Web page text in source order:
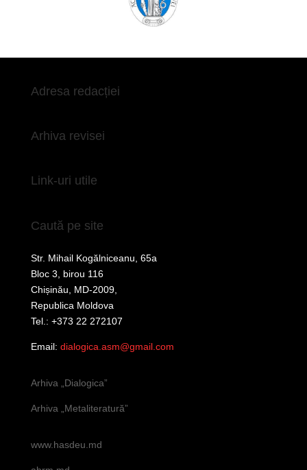
Adresa redacției
Arhiva revisei
Link-uri utile
Caută pe site
Str. Mihail Kogălniceanu, 65a
Bloc 3, birou 116
Chișinău, MD-2009,
Republica Moldova
Tel.: +373 22 272107
Email: dialogica.asm@gmail.com
Arhiva „Dialogica”
Arhiva „Metaliteratură”
www.hasdeu.md